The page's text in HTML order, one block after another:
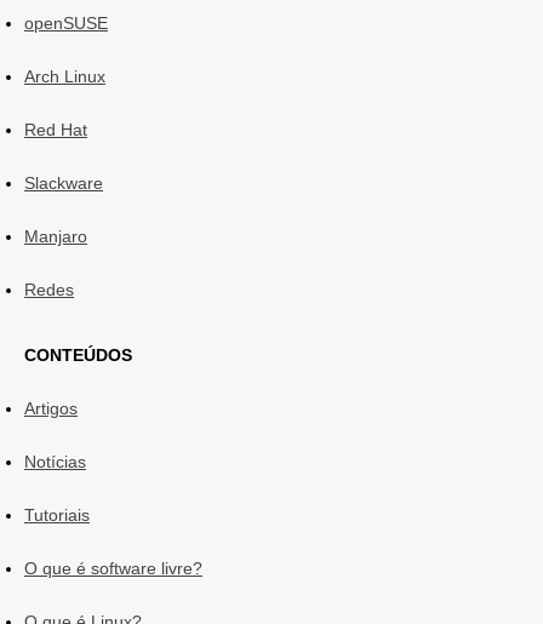
openSUSE
Arch Linux
Red Hat
Slackware
Manjaro
Redes
CONTEÚDOS
Artigos
Notícias
Tutoriais
O que é software livre?